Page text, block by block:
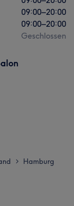
09:00–20:00
09:00–20:00
Geschlossen
> Hamburg